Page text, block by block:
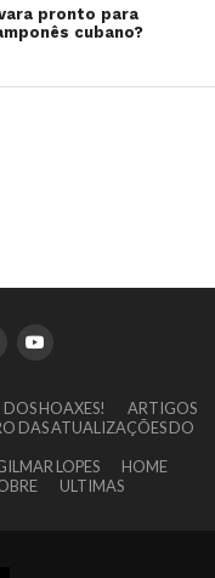
pronto para
cubano?
HOAXES!
ARTIGOS
DAS ATUALIZAÇÕES DO
LOPES
HOME
ULTIMAS